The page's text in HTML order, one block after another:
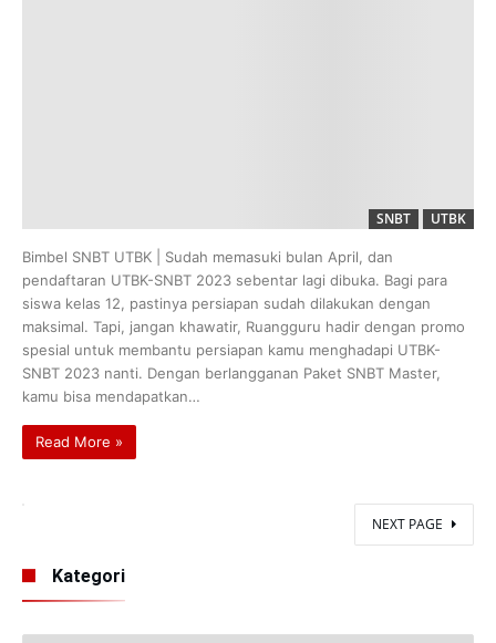
SNBT UTBK
Bimbel SNBT UTBK | Sudah memasuki bulan April, dan
pendaftaran UTBK-SNBT 2023 sebentar lagi dibuka. Bagi para
siswa kelas 12, pastinya persiapan sudah dilakukan dengan
maksimal. Tapi, jangan khawatir, Ruangguru hadir dengan promo
spesial untuk membantu persiapan kamu menghadapi UTBK-
SNBT 2023 nanti. Dengan berlangganan Paket SNBT Master,
kamu bisa mendapatkan…
Read More »
NEXT PAGE
Kategori